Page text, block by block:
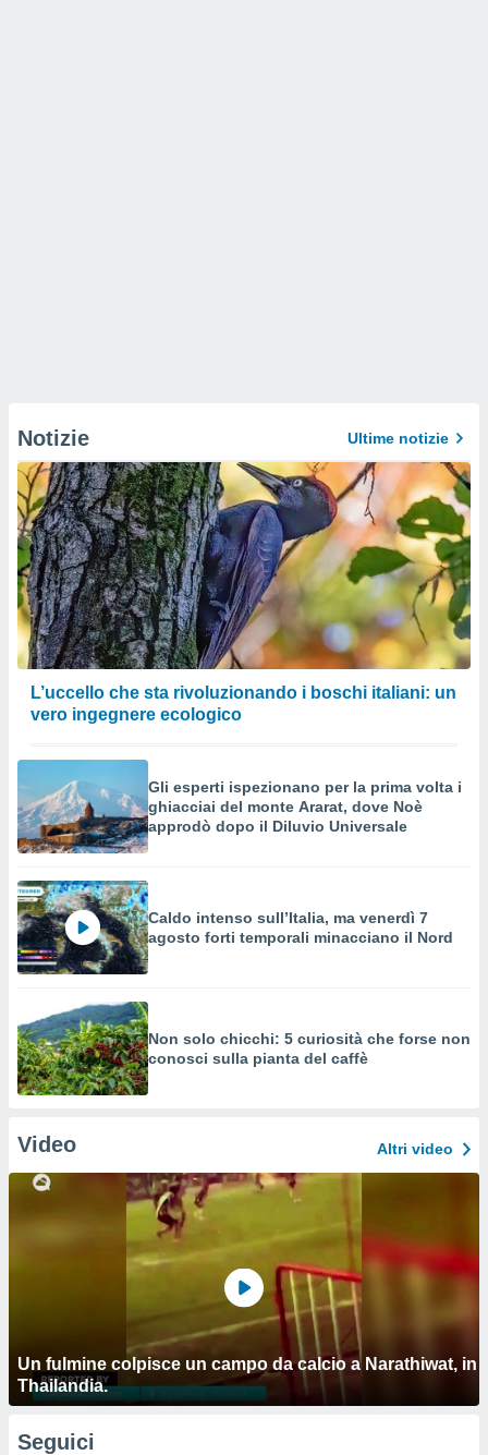
Notizie Ultime notizie
L’uccello che sta rivoluzionando i boschi italiani: un
vero ingegnere ecologico
Gli esperti ispezionano per la prima volta i
ghiacciai del monte Ararat, dove Noè
approdò dopo il Diluvio Universale
Caldo intenso sull’Italia, ma venerdì 7
agosto forti temporali minacciano il Nord
Non solo chicchi: 5 curiosità che forse non
conosci sulla pianta del caffè
Video Altri video
Un fulmine colpisce un campo da calcio a Narathiwat, in
Thailandia.
Seguici